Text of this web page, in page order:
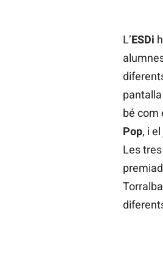
L’ESDi
bé com
Pop, i
Les